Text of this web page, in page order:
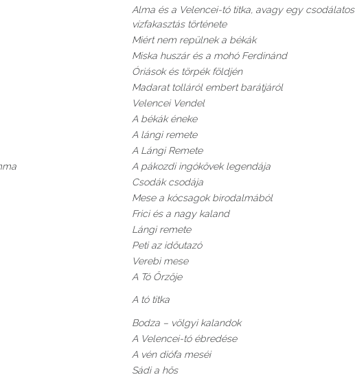
Alma és a Velencei-tó titka, avagy egy csodálatos
vízfakasztás története
Miért nem repülnek a békák
Miska huszár és a mohó Ferdinánd
Óriások és törpék földjén
Madarat tolláról embert barátjáról
Velencei Vendel
A békák éneke
A lángi remete
A Lángi Remete
A pákozdi ingókövek legendája
Csodák csodája
Mese a kócsagok birodalmából
Frici és a nagy kaland
Lángi remete
Peti az időutazó
Verebi mese
A Tó Őrzője
A tó titka
Bodza – völgyi kalandok
A Velencei-tó ébredése
A vén diófa meséi
Sádi a hős